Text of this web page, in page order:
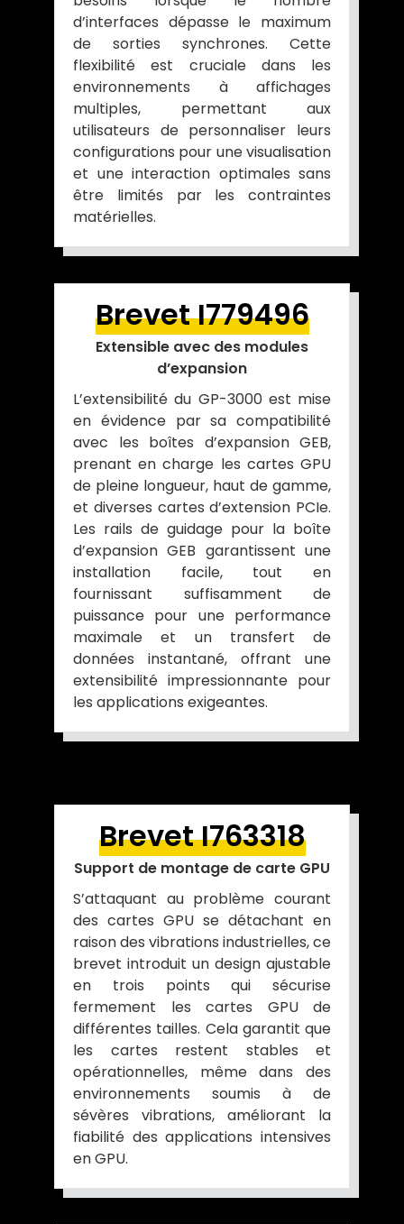
d’interfaces dépasse le maximum
de sorties synchrones. Cette
flexibilité est cruciale dans les
environnements à affichages
multiples, permettant aux
utilisateurs de personnaliser leurs
configurations pour une visualisation
et une interaction optimales sans
être limités par les contraintes
matérielles.
Brevet I779496
Extensible avec des modules
d’expansion
L’extensibilité du GP-3000 est mise
en évidence par sa compatibilité
avec les boîtes d’expansion GEB,
prenant en charge les cartes GPU
de pleine longueur, haut de gamme,
et diverses cartes d’extension PCIe.
Les rails de guidage pour la boîte
d’expansion GEB garantissent une
installation facile, tout en
fournissant suffisamment de
puissance pour une performance
maximale et un transfert de
données instantané, offrant une
extensibilité impressionnante pour
les applications exigeantes.
Brevet I763318
Support de montage de carte GPU
S’attaquant au problème courant
des cartes GPU se détachant en
raison des vibrations industrielles, ce
brevet introduit un design ajustable
en trois points qui sécurise
fermement les cartes GPU de
différentes tailles. Cela garantit que
les cartes restent stables et
opérationnelles, même dans des
environnements soumis à de
sévères vibrations, améliorant la
fiabilité des applications intensives
en GPU.